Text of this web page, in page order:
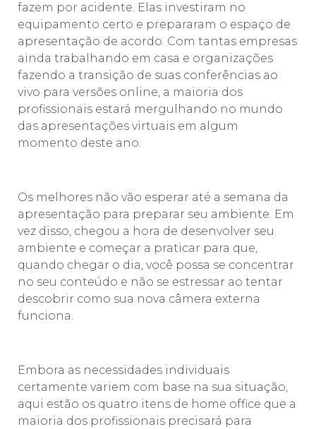
fazem por acidente. Elas investiram no
equipamento certo e prepararam o espaço de
apresentação de acordo. Com tantas empresas
ainda trabalhando em casa e organizações
fazendo a transição de suas conferências ao
vivo para versões online, a maioria dos
profissionais estará mergulhando no mundo
das apresentações virtuais em algum
momento deste ano.
Os melhores não vão esperar até a semana da
apresentação para preparar seu ambiente. Em
vez disso, chegou a hora de desenvolver seu
ambiente e começar a praticar para que,
quando chegar o dia, você possa se concentrar
no seu conteúdo e não se estressar ao tentar
descobrir como sua nova câmera externa
funciona.
Embora as necessidades individuais
certamente variem com base na sua situação,
aqui estão os quatro itens de home office que a
maioria dos profissionais precisará para